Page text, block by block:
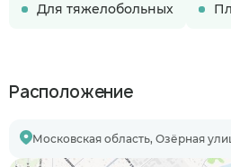
Для тяжелобольных
Расположение
Московская область, Озёрная